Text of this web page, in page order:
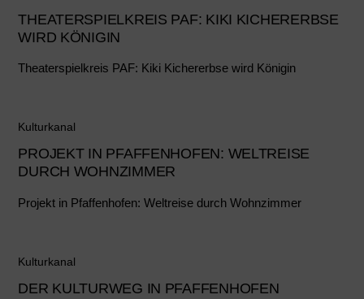
THEATERSPIELKREIS PAF: KIKI KICHERERBSE
WIRD KÖNIGIN
Theaterspielkreis PAF: Kiki Kichererbse wird Königin
Kulturkanal
PROJEKT IN PFAFFENHOFEN: WELTREISE
DURCH WOHNZIMMER
Projekt in Pfaffenhofen: Weltreise durch Wohnzimmer
Kulturkanal
DER KULTURWEG IN PFAFFENHOFEN